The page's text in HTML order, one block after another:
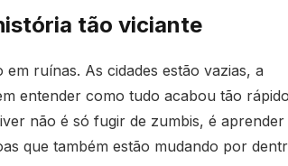
tão viciante
ruínas. As cidades estão vazias, a
entender como tudo acabou tão
não é só fugir de zumbis, é aprender
que também estão mudando por